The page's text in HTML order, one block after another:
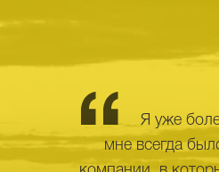
Я уже
мне всегда